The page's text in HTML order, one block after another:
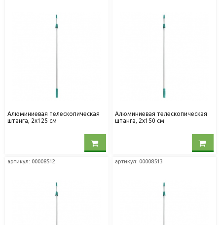
Алюминиевая телескопическая
штанга, 2x125 см
Алюминиевая телескопическая
штанга, 2x150 см
артикул: 00008512 артикул: 00008513